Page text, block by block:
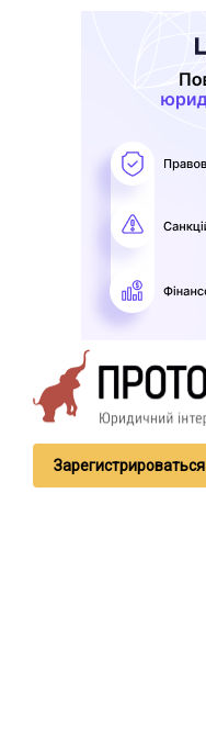
Зарегистрироваться